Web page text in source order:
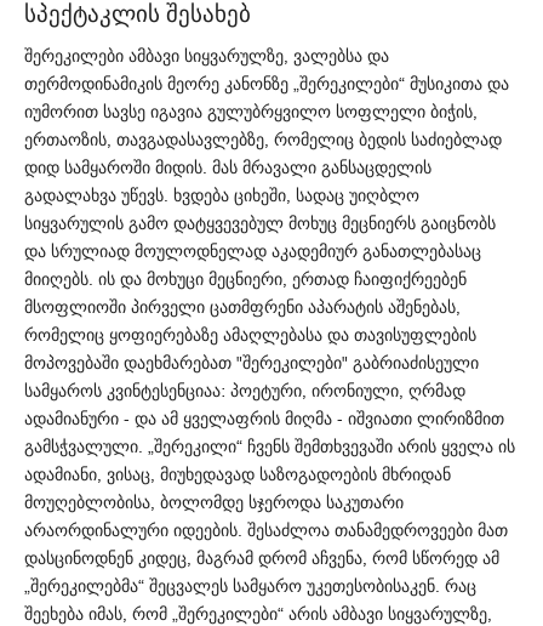
სპექტაკლის შესახებ
შერეკილები ამბავი სიყვარულზე, ვალებსა და
თერმოდინამიკის მეორე კანონზე „შერეკილები“ მუსიკითა და
იუმორით სავსე იგავია გულუბრყვილო სოფლელი ბიჭის,
ერთაოზის, თავგადასავლებზე, რომელიც ბედის საძიებლად
დიდ სამყაროში მიდის. მას მრავალი განსაცდელის
გადალახვა უწევს. ხვდება ციხეში, სადაც უიღბლო
სიყვარულის გამო დატყვევებულ მოხუც მეცნიერს გაიცნობს
და სრულიად მოულოდნელად აკადემიურ განათლებასაც
მიიღებს. ის და მოხუცი მეცნიერი, ერთად ჩაიფიქრეებენ
მსოფლიოში პირველი ცათმფრენი აპარატის აშენებას,
რომელიც ყოფიერებაზე ამაღლებასა და თავისუფლების
მოპოვებაში დაეხმარებათ "შერეკილები" გაბრიაძისეული
სამყაროს კვინტესენციაა: პოეტური, ირონიული, ღრმად
ადამიანური - და ამ ყველაფრის მიღმა - იშვიათი ლირიზმით
გამსჭვალული. „შერეკილი“ ჩვენს შემთხვევაში არის ყველა ის
ადამიანი, ვისაც, მიუხედავად საზოგადოების მხრიდან
მოუღებლობისა, ბოლომდე სჯეროდა საკუთარი
არაორდინალური იდეების. შესაძლოა თანამედროვეები მათ
დასცინოდნენ კიდეც, მაგრამ დრომ აჩვენა, რომ სწორედ ამ
„შერეკილებმა“ შეცვალეს სამყარო უკეთესობისაკენ. რაც
შეეხება იმას, რომ „შერეკილები“ არის ამბავი სიყვარულზე,